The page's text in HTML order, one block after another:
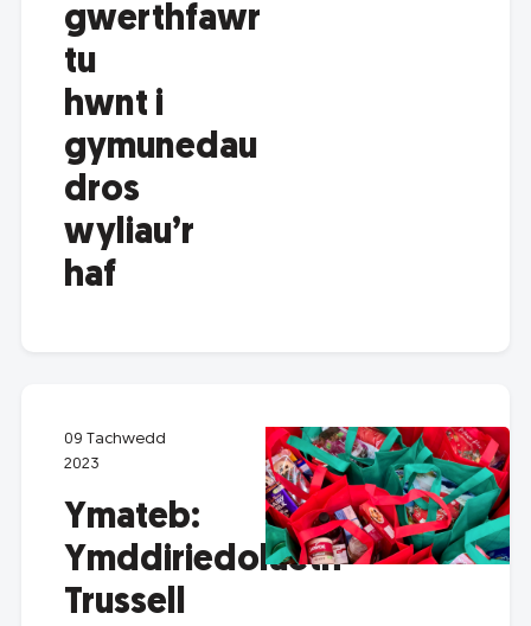
gwerthfawr
tu
hwnt i
gymunedau
dros
wyliau’r
haf
09 Tachwedd
2023
Ymateb:
Ymddiriedolaeth
Trussell